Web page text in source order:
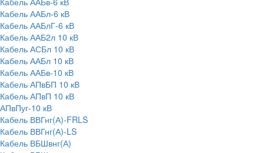
Кабель ААБл-6 кВ
Кабель ААБлГ-6 кВ
Кабель ААБ2л 10 кВ
Кабель АСБл 10 кВ
Кабель ААБл 10 кВ
Кабель ААБв-10 кВ
Кабель АПвБП 10 кВ
Кабель АПвП 10 кВ
АПвПуг-10 кВ
Кабель ВВГнг(А)-FRLS
Кабель ВВГнг(А)-LS
Кабель ВБШвнг(А)